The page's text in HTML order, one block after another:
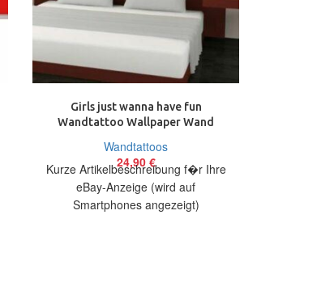
Girls just wanna have fun
Wandtattoo Wallpaper Wand
Wandtattoos
24,90 €
Kurze Artikelbeschreibung f�r Ihre
eBay-Anzeige (wird auf
Smartphones angezeigt)